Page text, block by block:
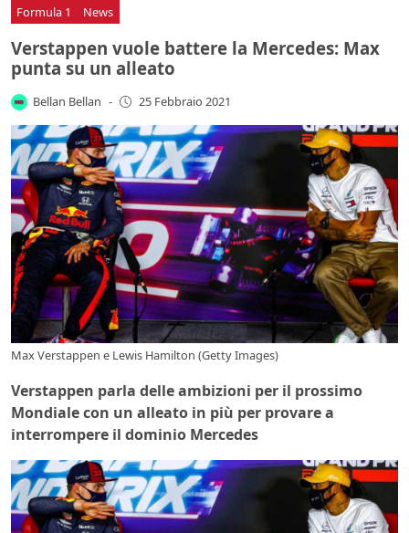
Formula 1 News
Verstappen vuole battere la Mercedes: Max
punta su un alleato
Bellan Bellan - 25 Febbraio 2021
Max Verstappen e Lewis Hamilton (Getty Images)
Verstappen parla delle ambizioni per il prossimo
Mondiale con un alleato in più per provare a
interrompere il dominio Mercedes